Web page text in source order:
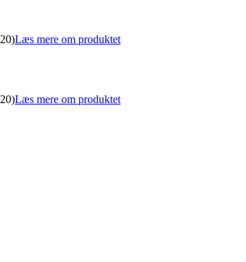
Læs mere om produktet
Læs mere om produktet